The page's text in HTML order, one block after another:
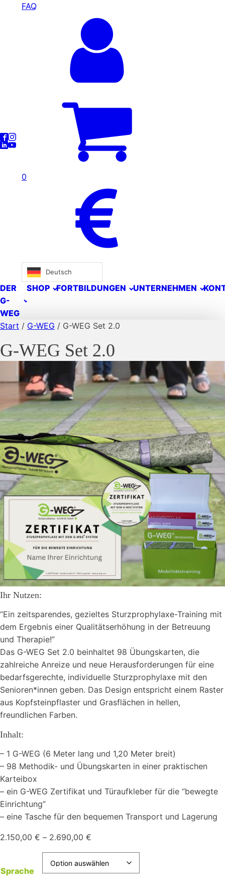
FAQ
0
Deutsch
DER
G-
WEG
SHOP FORTBILDUNGEN UNTERNEHMEN
Start / G-WEG / G-WEG Set 2.0
G-WEG Set 2.0
Ihr Nutzen:
“Ein zeitsparendes, gezieltes Sturzprophylaxe-Training mit
dem Ergebnis einer Qualitätserhöhung in der Betreuung
und Therapie!”
Das G-WEG Set 2.0 beinhaltet 98 Übungskarten, die
zahlreiche Anreize und neue Herausforderungen für eine
bedarfsgerechte, individuelle Sturzprophylaxe mit den
Senioren*innen geben. Das Design entspricht einem Raster
aus Kopfsteinpflaster und Grasflächen in hellen,
freundlichen Farben.
Inhalt:
– 1 G-WEG (6 Meter lang und 1,20 Meter breit)
– 98 Methodik- und Übungskarten in einer praktischen
Karteibox
– ein G-WEG Zertifikat und Türaufkleber für die “bewegte
Einrichtung”
– eine Tasche für den bequemen Transport und Lagerung
2.150,00 € – 2.690,00 €
Sprache